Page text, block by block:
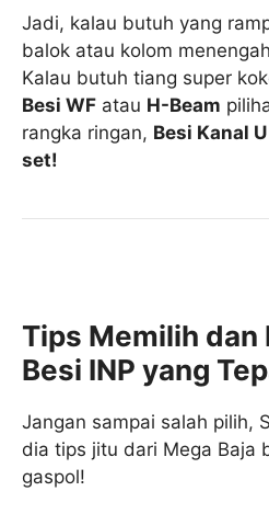
Jadi, kalau butuh yang
balok atau kolom
Kalau butuh tiang super
Besi WF atau H-Beam
rangka ringan, Besi Kanal U
set!
Tips Memilih dan
Besi INP yang
Jangan sampai salah pilih,
dia tips jitu dari Mega Baja
gaspol!